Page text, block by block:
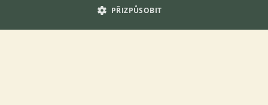
PŘIZPŮSOBIT